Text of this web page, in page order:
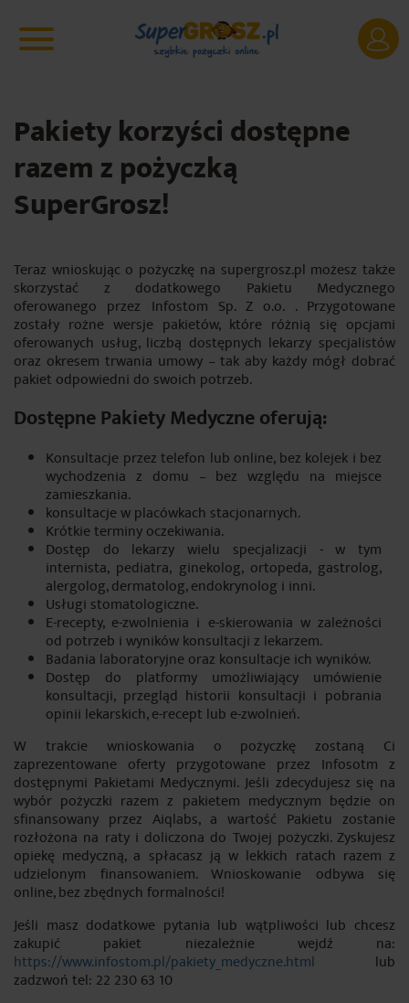
Pakiety korzyści dostępne
razem z pożyczką
SuperGrosz!
Teraz wnioskując o pożyczkę na supergrosz.pl możesz także
skorzystać z dodatkowego Pakietu Medycznego
oferowanego przez Infostom Sp. Z o.o. . Przygotowane
zostały rożne wersje pakietów, które różnią się opcjami
oferowanych usług, liczbą dostępnych lekarzy specjalistów
oraz okresem trwania umowy – tak aby każdy mógł dobrać
pakiet odpowiedni do swoich potrzeb.
Dostępne Pakiety Medyczne oferują:
Konsultacje przez telefon lub online, bez kolejek i bez
wychodzenia z domu – bez względu na miejsce
zamieszkania.
konsultacje w placówkach stacjonarnych.
Krótkie terminy oczekiwania.
Dostęp do lekarzy wielu specjalizacji - w tym
internista, pediatra, ginekolog, ortopeda, gastrolog,
alergolog, dermatolog, endokrynolog i inni.
Usługi stomatologiczne.
E-recepty, e-zwolnienia i e-skierowania w zależności
od potrzeb i wyników konsultacji z lekarzem.
Badania laboratoryjne oraz konsultacje ich wyników.
Dostęp do platformy umożliwiający umówienie
konsultacji, przegląd historii konsultacji i pobrania
opinii lekarskich, e-recept lub e-zwolnień.
W trakcie wnioskowania o pożyczkę zostaną Ci
zaprezentowane oferty przygotowane przez Infosotm z
dostępnymi Pakietami Medycznymi. Jeśli zdecydujesz się na
wybór pożyczki razem z pakietem medycznym będzie on
sfinansowany przez Aiqlabs, a wartość Pakietu zostanie
rozłożona na raty i doliczona do Twojej pożyczki. Zyskujesz
opiekę medyczną, a spłacasz ją w lekkich ratach razem z
udzielonym finansowaniem. Wnioskowanie odbywa się
online, bez zbędnych formalności!
Jeśli masz dodatkowe pytania lub wątpliwości lub chcesz
zakupić pakiet niezależnie wejdź na:
https://www.infostom.pl/pakiety_medyczne.html lub
zadzwoń tel: 22 230 63 10